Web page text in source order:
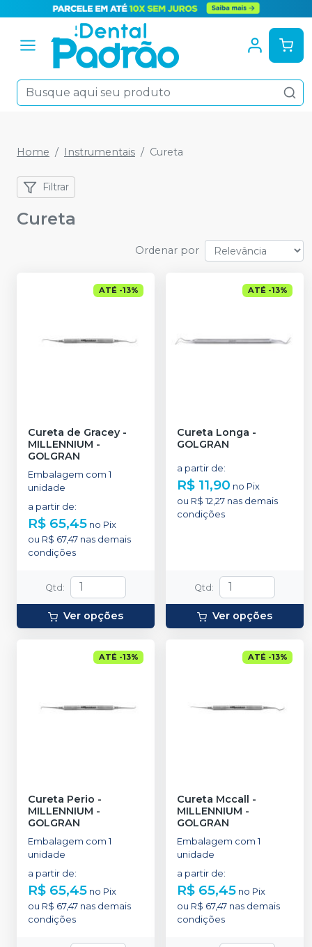
Home Instrumentais Cureta
Filtrar
Cureta
Ordenar por
ATÉ -13%
Cureta de Gracey-
MILLENNIUM -
GOLGRAN
Embalagem com 1
unidade
a partir de:
R$ 65,45 no Pix
ou R$ 67,47 nas demais
condições
Qtd :
Ver opções
ATÉ -13%
Cureta Longa -
GOLGRAN
a partir de:
R$ 11,90 no Pix
ou R$ 12,27 nas demais
condições
Qtd :
Ver opções
ATÉ -13%
Cureta Perio -
MILLENNIUM -
GOLGRAN
Embalagem com 1
unidade
a partir de:
R$ 65,45 no Pix
ou R$ 67,47 nas demais
condições
ATÉ -13%
Cureta Mccall
-
MILLENNIUM -
GOLGRAN
Embalagem com 1
unidade
a partir de:
R$ 65,45 no Pix
ou R$ 67,47 nas demais
condições